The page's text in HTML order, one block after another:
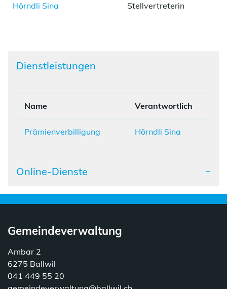
Hörndli Sina Stellvertreterin
Dienstleistungen
Name Verantwortlich
Prämienverbilligung Hörndli Sina
Online-Dienste
Gemeindeverwaltung
Ambar 2
6275 Ballwil
041 449 55 20